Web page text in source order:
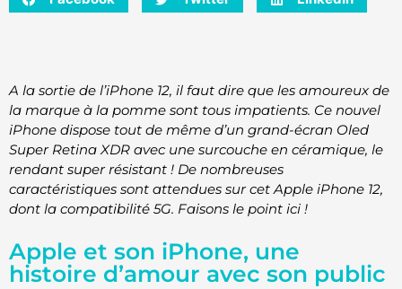
A la sortie de l’iPhone 12, il faut dire que les amoureux de
la marque à la pomme sont tous impatients. Ce nouvel
iPhone dispose tout de même d’un grand-écran Oled
Super Retina XDR avec une surcouche en céramique, le
rendant super résistant ! De nombreuses
caractéristiques sont attendues sur cet Apple iPhone 12,
dont la compatibilité 5G. Faisons le point ici !
Apple et son iPhone, une
histoire d’amour avec son public